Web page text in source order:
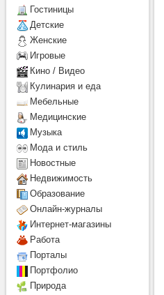
Гостиницы
Детcкие
Женские
Игровые
Кино / Видео
Кулинария и еда
Мебельные
Медицинские
Музыка
Мода и стиль
Новостные
Недвижимость
Образование
Онлайн-журналы
Интернет-магазины
Работа
Порталы
Портфолио
Природа